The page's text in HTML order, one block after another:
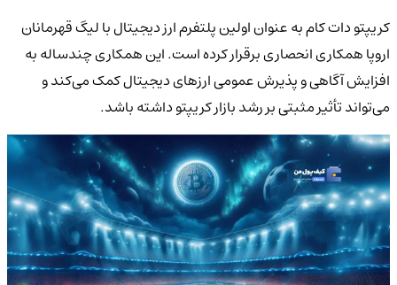
کریپتو دات کام به عنوان اولین پلتفرم ارز دیجیتال با لیگ قهرمانان
اروپا همکاری انحصاری برقرار کرده است. این همکاری چندساله به
افزایش آگاهی و پذیرش عمومی ارزهای دیجیتال کمک می‌کند و
می‌تواند تأثیر مثبتی بر رشد بازار کریپتو داشته باشد.